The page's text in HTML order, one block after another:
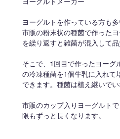
ヨーグルトを作っている方も
市販の粉末状の種菌で作った
を繰り返すと雑菌が混入して品
そこで、1回目で作ったヨーグ
の冷凍種菌を1個牛乳に入れて
できます。種菌は植え継いで
市販のカップ入りヨーグルト
限もずっと長くなります。